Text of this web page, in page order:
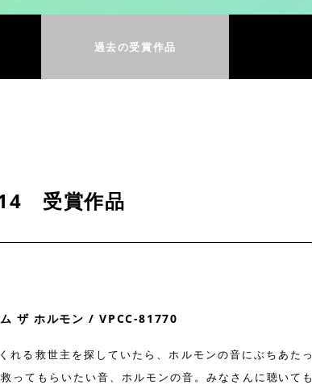
過去の受賞作品
受賞作品
ザ ホルモン / VPCC-81770
れる救世主を探していたら、ホルモンの音にぶちあたっ
ってもらいたい音、ホルモンの音。みなさんに聴いても